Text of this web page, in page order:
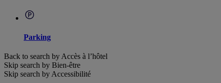
Parking
Back to search by Accès à l’hôtel
Skip search by Bien-être
Skip search by Accessibilité